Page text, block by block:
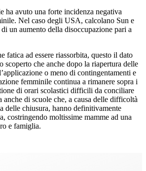
ha avuto una forte incidenza negativa
Nel caso degli USA, calcolano Sun e
un aumento della disoccupazione pari a
fatica ad essere riassorbita, questo il dato
scoperto che anche dopo la riapertura delle
o meno di contingentamenti e
femminile continua a rimanere sopra i
di orari scolastici difficili da conciliare
di scuole che, a causa delle difficoltà
delle chiusura, hanno definitivamente
costringendo moltissime mamme ad una
e famiglia.